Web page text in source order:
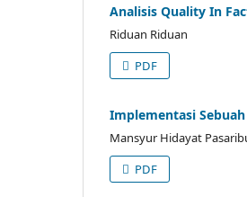
Analisis Quality In
Riduan Riduan
PDF
Implementasi
Mansyur Hidayat
PDF